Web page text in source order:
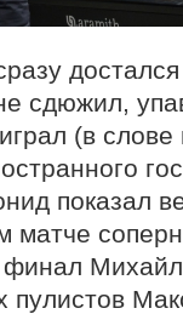
сдюжил,
(в
показал
матче
пулистов